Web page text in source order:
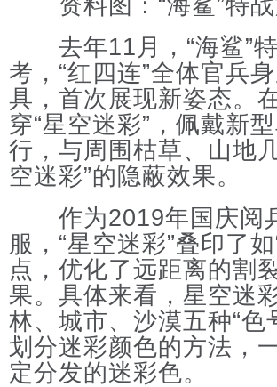
资料图：“海鲨”特战
去年11月，“海鲨”特
考，“红四连”全体官兵
具，首次展现新姿态。
穿“星空迷彩”，佩戴新
行，与周围枯草、山地
空迷彩”的隐蔽效果。
作为2019年国庆阅
服，“星空迷彩”叠印了
点，优化了远距离的割
果。具体来看，星空迷
林、城市、沙漠五种“
划分迷彩颜色的方法，
定分发的迷彩色。